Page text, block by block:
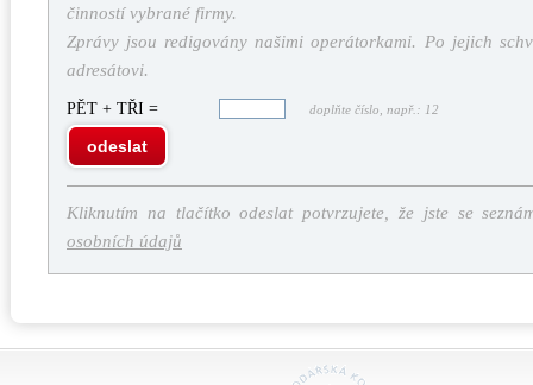
činností vybrané firmy.
Zprávy jsou redigovány našimi operátorkami. Po jejich
adresátovi.
PĚT + TŘI = doplňte číslo, např.: 12
odeslat
Kliknutím na tlačítko odeslat potvrzujete, že jste se
osobních údajů